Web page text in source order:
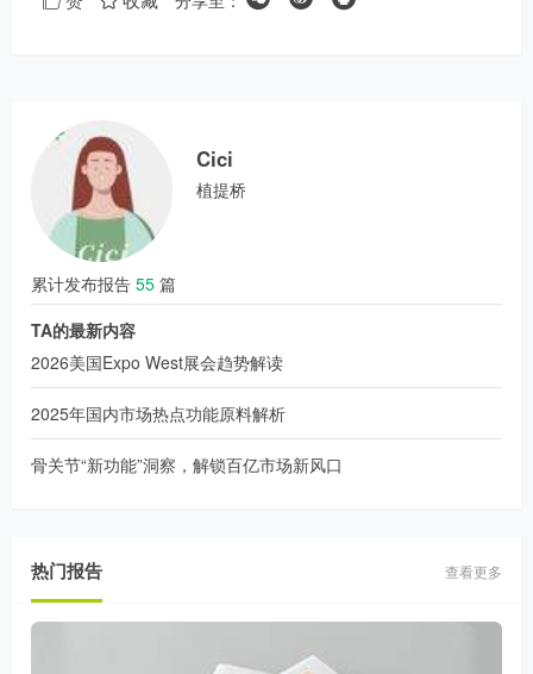
Cici
植提桥
累计发布报告 55 篇
TA的最新内容
2026美国Expo West展会趋势解读
2025年国内市场热点功能原料解析
骨关节“新功能”洞察，解锁百亿市场新风口
热门报告 查看更多